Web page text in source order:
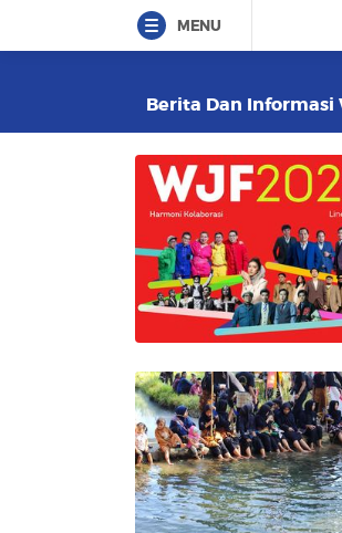
MENU
Berita Dan Informasi